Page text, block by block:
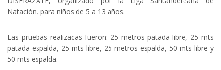
Natación, para niños de 5 a 13 años.
Las pruebas realizadas fueron: 25 metros patada libre, 25 mts
patada espalda, 25 mts libre, 25 metros espalda, 50 mts libre y
50 mts espalda.